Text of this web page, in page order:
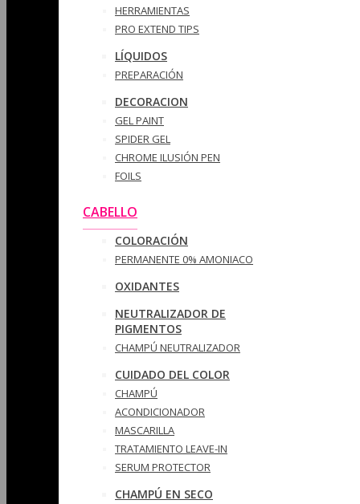
HERRAMIENTAS
PRO EXTEND TIPS
LÍQUIDOS
PREPARACIÓN
DECORACION
GEL PAINT
SPIDER GEL
CHROME ILUSIÓN PEN
FOILS
CABELLO
COLORACIÓN
PERMANENTE 0% AMONIACO
OXIDANTES
NEUTRALIZADOR DE
PIGMENTOS
CHAMPÚ NEUTRALIZADOR
CUIDADO DEL COLOR
CHAMPÚ
ACONDICIONADOR
MASCARILLA
TRATAMIENTO LEAVE-IN
SERUM PROTECTOR
CHAMPÚ EN SECO